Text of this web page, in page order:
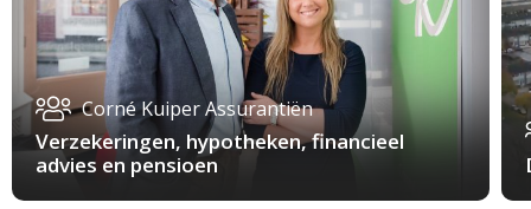
Corné Kuiper Assurantiën
Verzekeringen, hypotheken, financieel
advies en pensioen